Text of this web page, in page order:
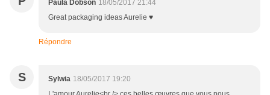
Paula Dobson 18/05/2017 21:44
Great packaging ideas Aurelie ♥
Répondre
S Sylwia 18/05/2017 19:20